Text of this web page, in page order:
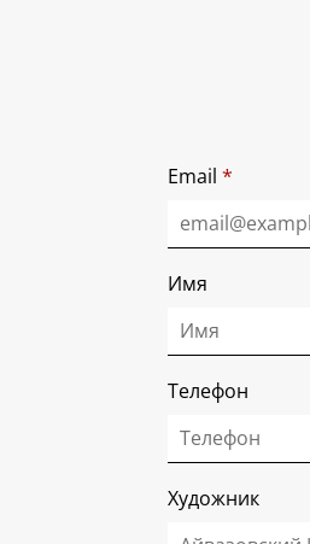
Email *
Имя
Телефон
Художник